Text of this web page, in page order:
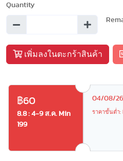
Quantity
เพิ่มลงในตะกร้าสินค้า
฿60
8.8 : 4-9 ส.ค. Min
199
04/08/
ราคาขั้นต่ำ: